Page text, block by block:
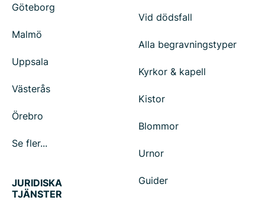
Göteborg
Malmö
Uppsala
Västerås
Örebro
Se fler...
Vid dödsfall
Alla begravningstyper
Kyrkor & kapell
Kistor
Blommor
Urnor
Guider
JURIDISKA
TJÄNSTER